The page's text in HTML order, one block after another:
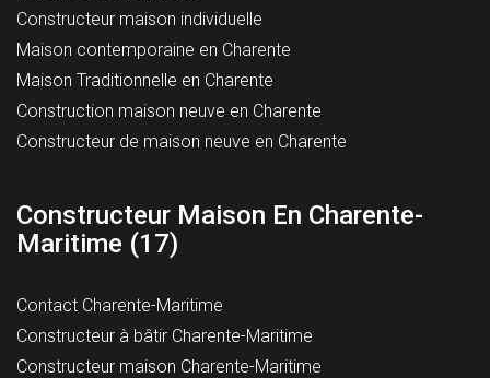
Constructeur maison individuelle
Maison contemporaine en Charente
Maison Traditionnelle en Charente
Construction maison neuve en Charente
Constructeur de maison neuve en Charente
Constructeur Maison En Charente-
Maritime (17)
Contact Charente-Maritime
Constructeur à bâtir Charente-Maritime
Constructeur maison Charente-Maritime